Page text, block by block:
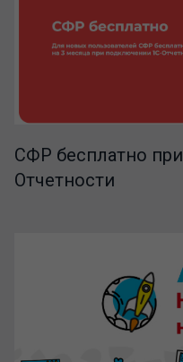
СФР бесплатно
Отчетности